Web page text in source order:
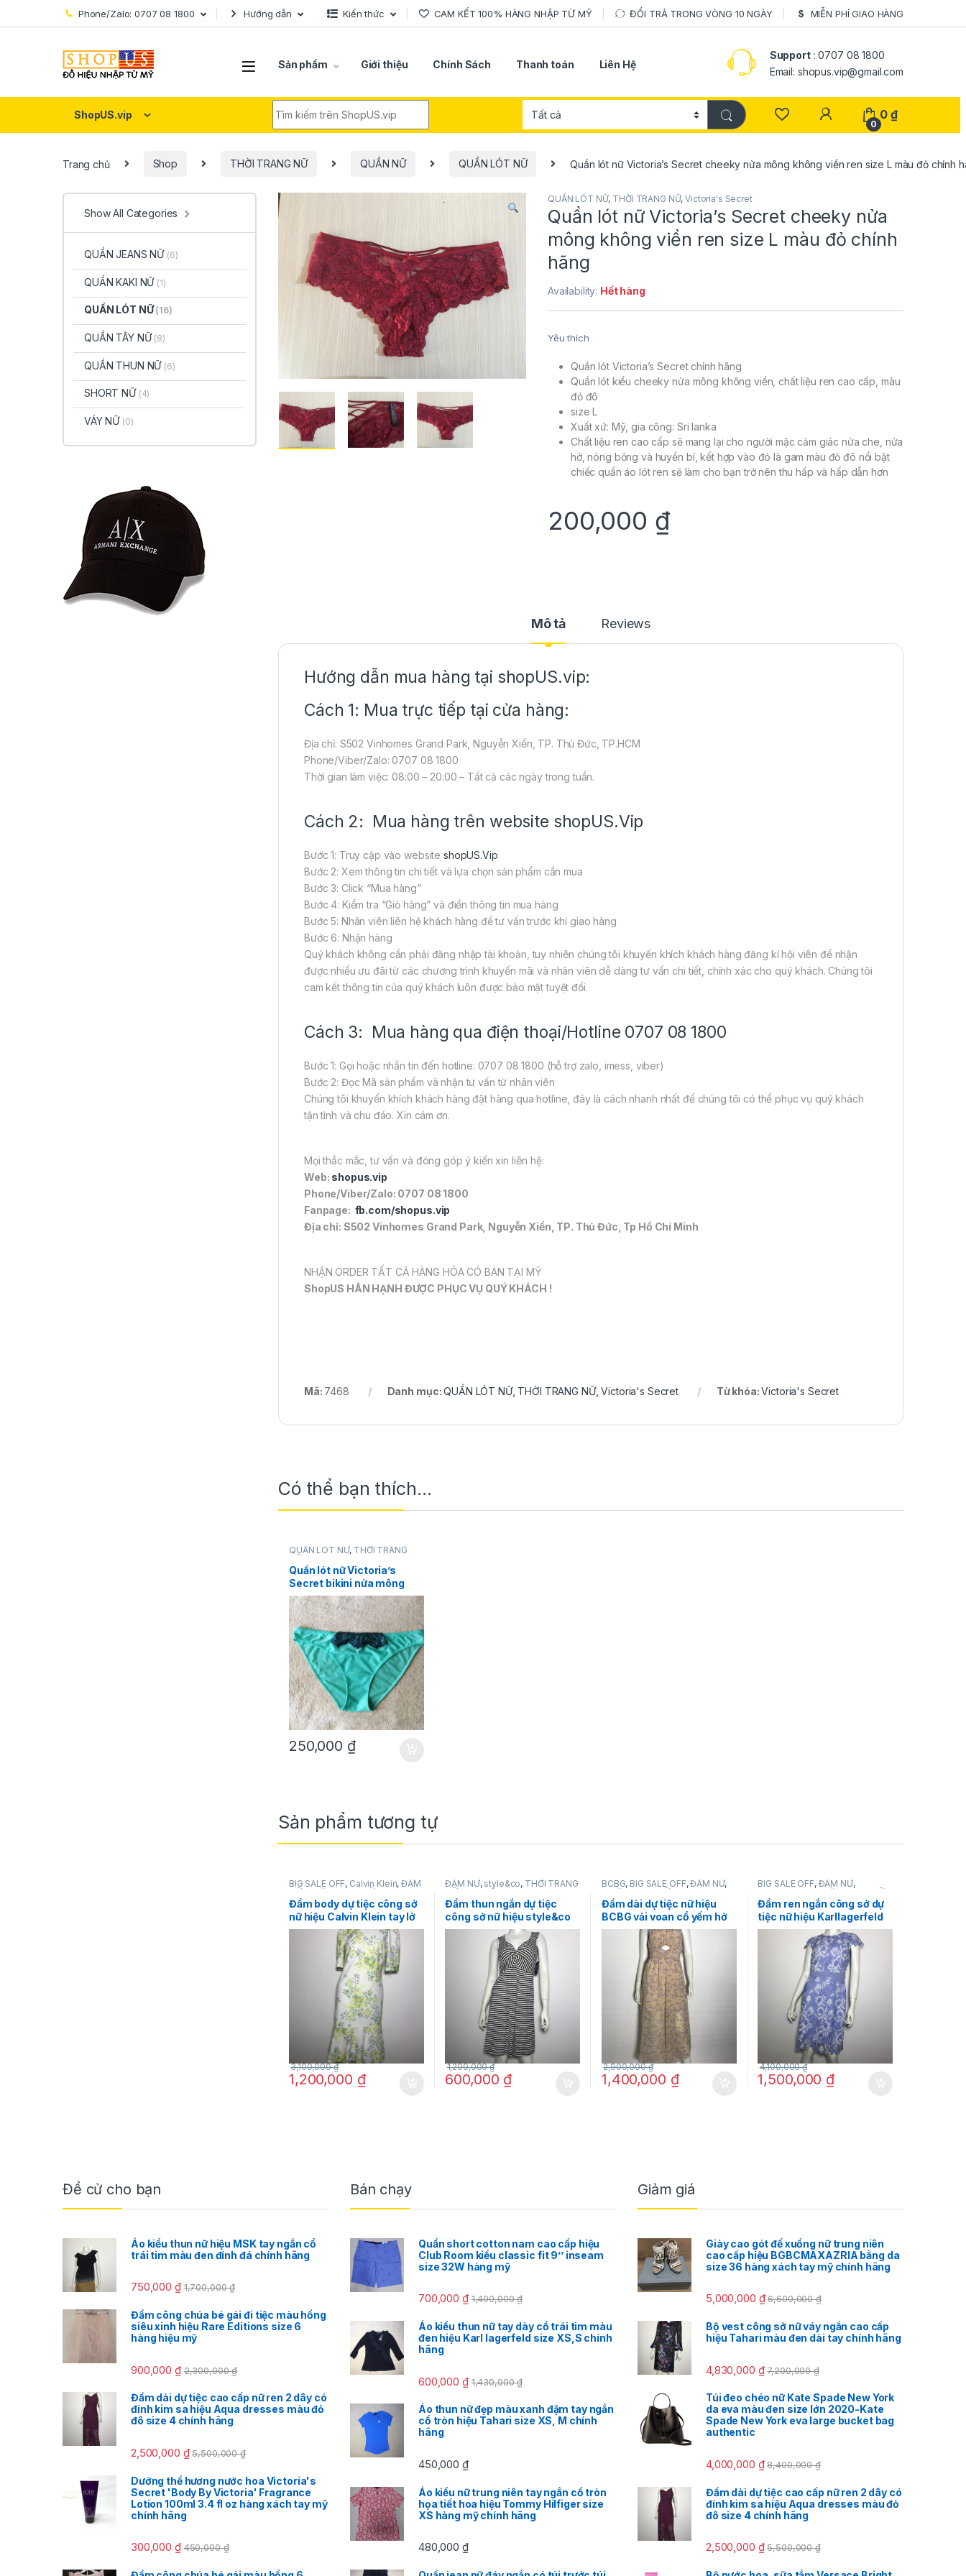
Skip to navigation
Skip to content Phone/Zalo: 0707 08 1800 Hướng dẫn Kiến thức CAM KẾT 100% HÀNG NHẬP TỪ MỸ ĐỔI TRẢ TRONG VÒNG 10 NGÀY MIỄN PHÍ GIAO HÀNG
Sản phẩm Giới thiệu Chính Sách Thanh toán Liên Hệ
Support: 0707 08 1800
Email: shopus.vip@gmail.com
ShopUS.vip
0
0₫
Trang chủ Shop THỜI TRANG NỮ QUẦN NỮ QUẦN LÓT NỮ Quần lót nữ Victoria’s Secret cheeky nửa mông không viền ren size L màu đỏ chính
QUẦN LÓT NỮ, THỜI TRANG NỮ,Victoria's Secret
Quần lót nữ Victoria’s Secret cheeky nửa
mông không viền ren size L màu đỏ chính
hãng
Availability: Hết hàng
Yêu thích
Quần lót Victoria’s Secret chính hãng
Quần lót kiểu cheeky nửa mông không viền, chất liệu ren cao cấp, màu
đỏ đô
size L
Xuất xứ: Mỹ, gia công: Sri lanka
Chất liệu ren cao cấp sẽ mang lại cho người mặc cảm giác nửa che, nửa
hở, nóng bỏng và huyền bí, kết hợp vào đó là gam màu đỏ đô nổi bật
chiếc quần áo lót ren sẽ làm cho bạn trở nên thu hấp và hấp dẫn hơn
200,000 ₫
Mô tả Reviews
Hướng dẫn mua hàng tại shopUS.vip:
Cách 1: Mua trực tiếp tại cửa hàng:
Địa chỉ: S502 Vinhomes Grand Park, Nguyễn Xiển, TP. Thủ Đức, TP.HCM
Phone/Viber/Zalo: 0707 08 1800
Thời gian làm việc: 08:00 – 20:00 – Tất cả các ngày trong tuần.
Cách 2: Mua hàng trên website shopUS.Vip
Bước 1: Truy cập vào website shopUS.Vip
Bước 2: Xem thông tin chi tiết và lựa chọn sản phẩm cần mua
Bước 3: Click “Mua hàng”
Bước 4: Kiểm tra “Giỏ hàng” và điền thông tin mua hàng
Bước 5: Nhân viên liên hệ khách hàng để tư vấn trước khi giao hàng
Bước 6: Nhận hàng
Quý khách không cần phải đăng nhập tài khoản, tuy nhiên chúng tôi khuyến khích khách hàng đăng kí hội viên để nhận
được nhiều ưu đãi từ các chương trình khuyến mãi và nhân viên dễ dàng tư vấn chi tiết, chính xác cho quý khách. Chúng tôi
cam kết thông tin của quý khách luôn được bảo mật tuyệt đối.
Cách 3: Mua hàng qua điện thoại/Hotline 0707 08 1800
Bước 1: Gọi hoặc nhắn tin đến hotline: 0707 08 1800 (hỗ trợ zalo, imess, viber)
Bước 2: Đọc Mã sản phẩm và nhận tư vấn từ nhân viên
Chúng tôi khuyến khích khách hàng đặt hàng qua hotline, đây là cách nhanh nhất để chúng tôi có thể phục vụ quý khách
tận tình và chu đáo. Xin cám ơn.
Mọi thắc mắc, tư vấn và đóng góp ý kiến xin liên hệ:
Web: shopus.vip
Phone/Viber/Zalo: 0707 08 1800
Fanpage: fb.com/shopus.vip
Địa chỉ: S502 Vinhomes Grand Park, Nguyễn Xiển, TP. Thủ Đức, Tp Hồ Chí Minh
NHẬN ORDER TẤT CẢ HÀNG HÓA CÓ BÁN TẠI MỸ
ShopUS HÂN HẠNH ĐƯỢC PHỤC VỤ QUÝ KHÁCH !
Mã: 7468 Danh mục:QUẦN LÓT NỮ, THỜI TRANG NỮ,Victoria's Secret Từ khóa:Victoria's Secret
Có thể bạn thích…
QUẦN LÓT NỮ, THỜI TRANG
NỮ,
Quần lót nữ Victoria’s
Secret bikini nửa mông
bằng satin(satanh) size S
màu xanh chính hãng
250,000 ₫
Sản phẩm tương tự
BIG SALE OFF, Calvin Klein,ĐẦM
NỮ, THỜI TRANG NỮ
Đầm body dự tiệc công sở
nữ hiệu Calvin Klein tay lở
chân váy đuôi cá màu
trắng họa tiết hoa màu
vàng size 2 chính hãng
1,200,000 ₫
3,100,000₫
ĐẦM NỮ, style&co, THỜI TRANG
NỮ
Đầm thun ngắn dự tiệc
công sở nữ hiệu style&co
không tay sọc ngang trắng
đen size PS chính hãng
600,000 ₫
1,200,000₫
BCBG, BIG SALE OFF,ĐẦM NỮ,
THỜI TRANG NỮ
Đầm dài dự tiệc nữ hiệu
BCBG vải voan cổ yếm hở
lưng in hoa size 4 chính
1,400,000 ₫
2,900,000₫
BIG SALE OFF, ĐẦM NỮ,
THỜI TRANG NỮ
Đầm ren ngắn công sở dự
tiệc nữ hiệu Karllagerfeld
tay ngắn màu xanh họa tiết
hoa size 4 chính hãng
1,500,000 ₫
4,100,000₫
Show All Categories
QUẦN JEANS NỮ (6)
QUẦN KAKI NỮ (1)
QUẦN LÓT NỮ(16)
QUẦN TÂY NỮ (8)
QUẦN THUN NỮ (6)
SHORT NỮ (4)
VÁY NỮ (0)
Đề cử cho bạn
Áo kiểu thun nữ hiệu MSK tay ngắn cổ
trái tim màu đen đính đá chính hãng
750,000 ₫ 1,700,000₫
Đầm công chúa bé gái đi tiệc màu hồng
siêu xinh hiệu Rare Editions size 6
hàng hiệu mỹ
900,000 ₫ 2,300,000₫
Đầm dài dự tiệc cao cấp nữ ren 2 dây có
đính kim sa hiệu Aqua dresses màu đỏ
đô size 4 chính hãng
2,500,000 ₫ 5,500,000₫
Dưỡng thể hương nước hoa Victoria's
Secret 'Body By Victoria' Fragrance
Lotion 100ml 3.4 fl oz hàng xách tay mỹ
chính hãng
300,000 ₫ 450,000₫
Bán chạy
Quần short cotton nam cao cấp hiệu
Club Room kiểu classic fit 9’’ inseam
size 32W hàng mỹ
700,000 ₫ 1,400,000₫
Áo kiểu thun nữ tay dày cổ trái tim màu
đen hiệu Karl lagerfeld size XS,S chính
hãng
600,000 ₫ 1,430,000₫
Áo thun nữ đẹp màu xanh đậm tay ngắn
cổ tròn hiệu Tahari size XS, M chính
hãng
450,000 ₫
Áo kiểu nữ trung niên tay ngắn cổ tròn
họa tiết hoa hiệu Tommy Hilfiger size
XS hàng mỹ chính hãng
480,000 ₫
Giảm giá
Giày cao gót đế xuồng nữ trung niên
cao cấp hiệu BGBCMAXAZRIA bằng da
size 36 hàng xách tay mỹ chính hãng
5,000,000 ₫ 6,600,000₫
Bộ vest công sở nữ váy ngắn cao cấp
hiệu Tahari màu đen dài tay chính hãng
4,830,000 ₫ 7,200,000₫
Túi đeo chéo nữ Kate Spade New York
da eva màu đen size lớn 2020-Kate
Spade New York eva large bucket bag
authentic
4,000,000 ₫ 8,400,000₫
Đầm dài dự tiệc cao cấp nữ ren 2 dây có
đính kim sa hiệu Aqua dresses màu đỏ
đô size 4 chính hãng
2,500,000 ₫ 5,500,000₫